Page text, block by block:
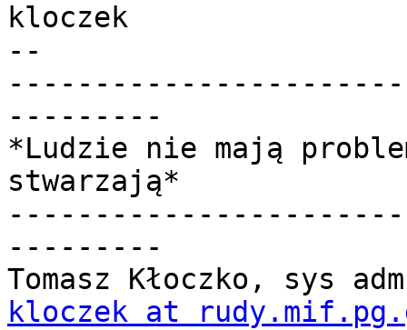
kloczek
--
---------
*Ludzie nie mają
stwarzają*
---------
kloczek at